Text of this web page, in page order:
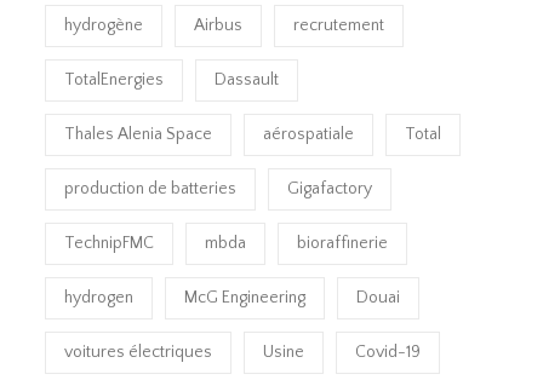
hydrogène Airbus recrutement
TotalEnergies Dassault
Thales Alenia Space aérospatiale Total
production de batteries Gigafactory
TechnipFMC mbda bioraffinerie
hydrogen McG Engineering Douai
voitures électriques Usine Covid-19